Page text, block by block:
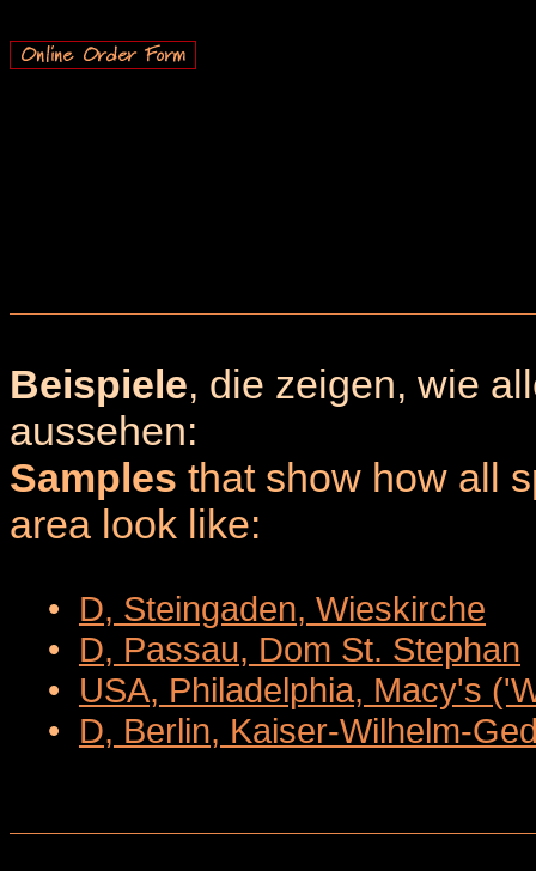
Beispiele, die zeigen, wie
aussehen:
Samples that show how all
area look like:
• D, Steingaden, Wieskirche
• D, Passau, Dom St. Stephan
• USA, Philadelphia, Macy's
• D, Berlin, Kaiser-Wilhelm-